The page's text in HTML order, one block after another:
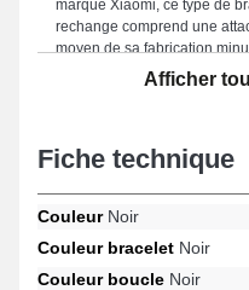
marque Xiaomi, ce type de
rechange comprend une
moyen de sa fabrication
marie idéalement à de
Afficher
Fiche technique
CouleurNoir
Couleur bracelet Noir
Couleur boucle Noir